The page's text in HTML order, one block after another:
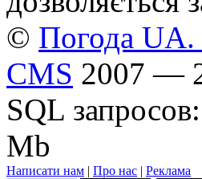
© Погода UA.
CMS 2007 —
SQL запросов:
Mb
Написати нам | Про нас | Реклама